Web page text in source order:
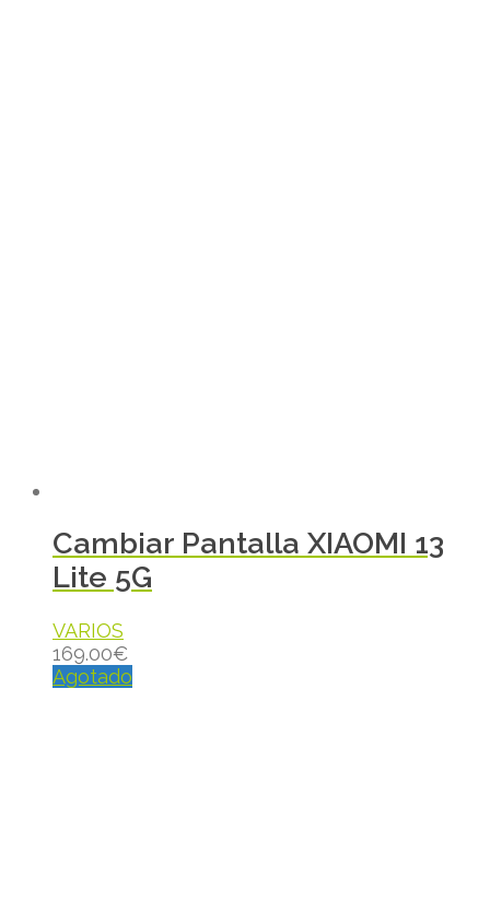
Cambiar Pantalla XIAOMI 13
Lite 5G
VARIOS
169.00€
Agotado